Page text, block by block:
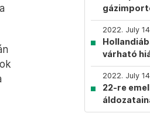
a
2022. July
várható
2022. July
22-re